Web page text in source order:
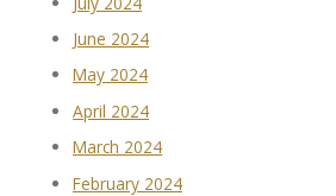
June 2024
May 2024
April 2024
March 2024
February 2024